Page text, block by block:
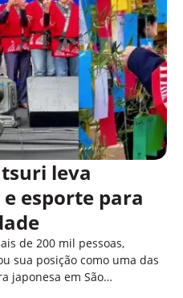
leva
esporte para
de 200 mil pessoas,
sua posição como uma das
japonesa em São…